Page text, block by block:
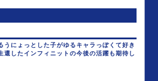
うにょっとした子がゆるキャラっぽくて好き
還したインフィニットの今後の活躍も期待し